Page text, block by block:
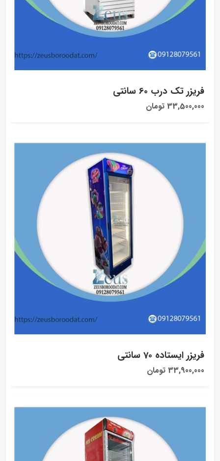
فریزر تک درب 60 سانتی
33,500,000 تومان
فریزر ایستاده 70 سانتی
33,900,000 تومان